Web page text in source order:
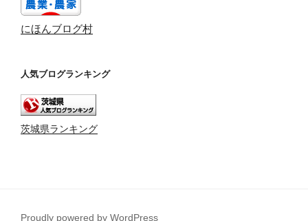
にほんブログ村
人気ブログランキング
茨城県ランキング
Proudly powered by WordPress